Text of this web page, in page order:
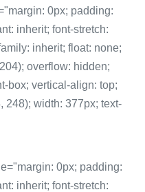
0px; padding:
inherit; font-stretch:
inherit; float: none;
overflow: hidden;
box; vertical-align: top;
248); width: 377px; text-
0px; padding:
inherit; font-stretch: